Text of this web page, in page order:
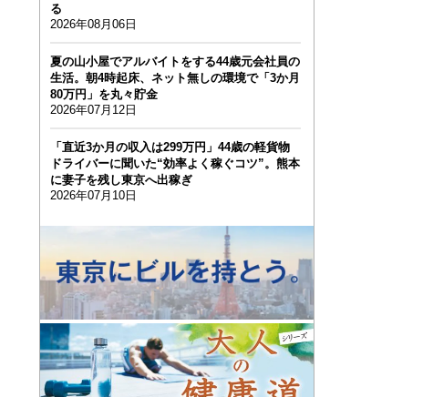
る
2026年08月06日
夏の山小屋でアルバイトをする44歳元会社員の
生活。朝4時起床、ネット無しの環境で「3か月
80万円」を丸々貯金
2026年07月12日
「直近3か月の収入は299万円」44歳の軽貨物
ドライバーに聞いた“効率よく稼ぐコツ”。熊本
に妻子を残し東京へ出稼ぎ
2026年07月10日